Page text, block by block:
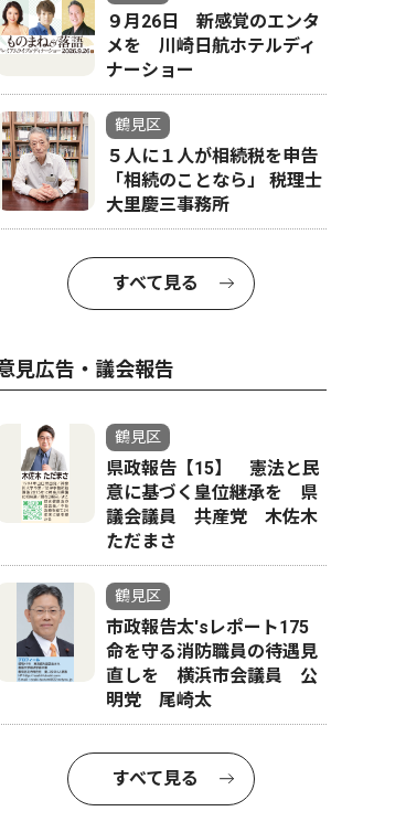
９月26日 新感覚のエンタ
メを 川崎日航ホテルディ
ナーショー
鶴見区
５人に１人が相続税を申告
「相続のことなら」 税理士
大里慶三事務所
すべて見る
見広告・議会報告
鶴見区
県政報告【15】 憲法と民
意に基づく皇位継承を 県
議会議員 共産党 木佐木
ただまさ
鶴見区
市政報告太'sレポート175
命を守る消防職員の待遇見
直しを 横浜市会議員 公
明党 尾崎太
すべて見る